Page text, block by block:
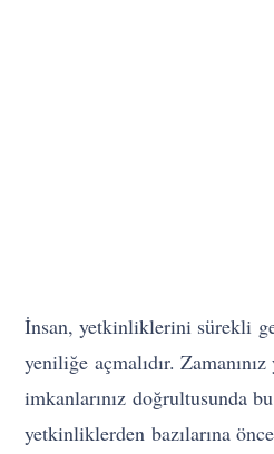
İnsan, yetkinliklerini sürekli
yeniliğe açmalıdır. Zamanınız
imkanlarınız doğrultusunda bu
yetkinliklerden bazılarına